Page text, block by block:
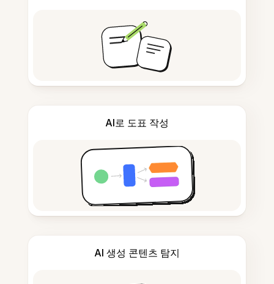
AI로 도표 작성
AI 생성 콘텐츠 탐지